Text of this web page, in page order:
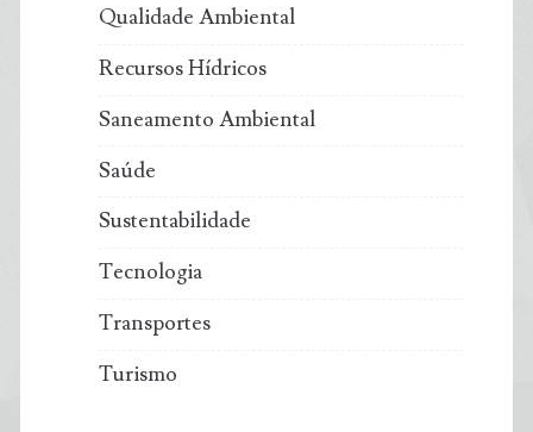
Qualidade Ambiental
Recursos Hídricos
Saneamento Ambiental
Saúde
Sustentabilidade
Tecnologia
Transportes
Turismo